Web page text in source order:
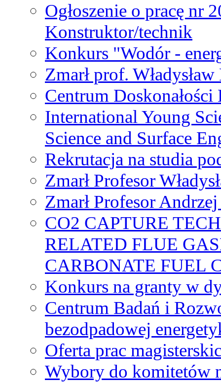
Ogłoszenie o pracę nr
Konstruktor/technik
Konkurs "Wodór -
Zmarł prof.
Centrum
International Young
Science and Surface
Rekrutacja na studia
Zmarł Profesor
Zmarł Profesor
CO2 CAPTURE
RELATED FLUE
CARBONATE FUEL
Konkurs na granty w
Centrum Badań i
bezodpadowej
Oferta prac
Wybory do komitetów